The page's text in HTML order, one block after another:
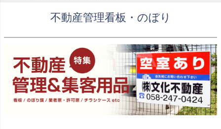
不動産管理看板・のぼり